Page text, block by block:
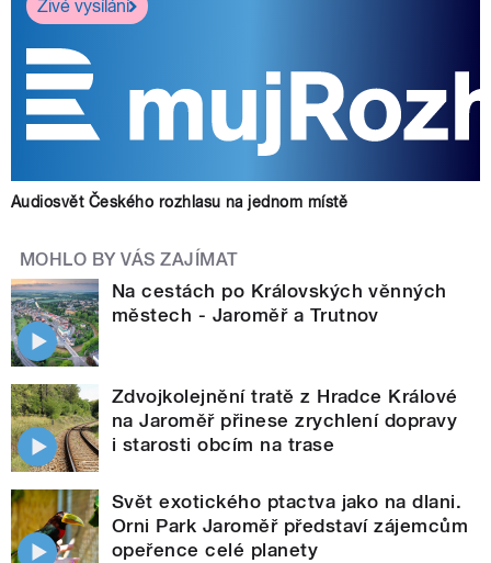
Živé vysílání
Audiosvět Českého rozhlasu na jednom místě
MOHLO BY VÁS ZAJÍMAT
Na cestách po Královských věnných
městech - Jaroměř a Trutnov
Zdvojkolejnění tratě z Hradce Králové
na Jaroměř přinese zrychlení dopravy
i starosti obcím na trase
Svět exotického ptactva jako na dlani.
Orni Park Jaroměř představí zájemcům
opeřence celé planety